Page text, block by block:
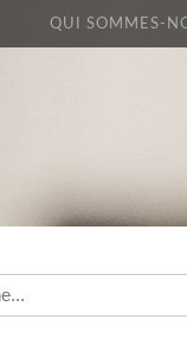
QUI SOMMES-